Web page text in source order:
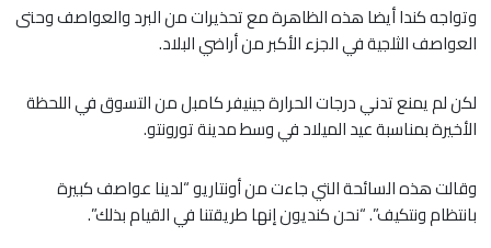
وتواجه كندا أيضا هذه الظاهرة مع تحذيرات من البرد والعواصف وحتى
العواصف الثلجية في الجزء الأكبر من أراضي البلاد.
لكن لم يمنع تدني درجات الحرارة جينيفر كامبل من التسوق في اللحظة
الأخيرة بمناسبة عيد الميلاد في وسط مدينة تورونتو.
وقالت هذه السائحة التي جاءت من أونتاريو “لدينا عواصف كبيرة
بانتظام ونتكيف”. “نحن كنديون إنها طريقتنا في القيام بذلك”.